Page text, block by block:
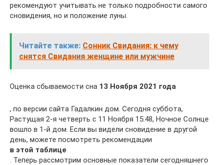
рекомендуют учитывать не только подробности самого
сновидения, но и положение луны.
Читайте также: Сонник Свидания: к чему
снятся Свидания женщине или мужчине
Оценка сбываемости сна 13 Ноября 2021 года
, по версии сайта Гадалкин дом. Сегодня суббота,
Растущая 2-я четверть с 11 Ноября 15:48, Ночное Солнце
вошло в 1-й дом. Если вы видели сновидение в другой
день, можете посмотреть рекомендации
в этой таблице
. Теперь рассмотрим основные показатели сегодняшнего